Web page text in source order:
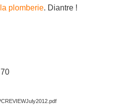
plomberie. Diantre !